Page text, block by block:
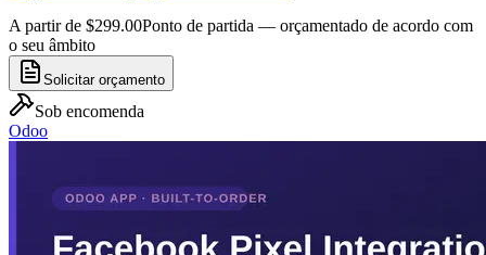
A partir de $299.00Ponto de partida — orçamentado de acordo com
o seu âmbito
Solicitar orçamento
Sob encomenda
Odoo